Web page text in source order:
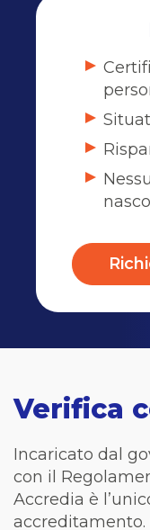
Verifica
Incaricato dal
con il
Accredia è